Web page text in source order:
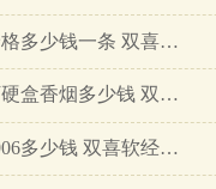
双喜大国喜价格多少钱一条 双喜大国喜香烟价格查询…
双喜国喜天下硬盒香烟多少钱 双喜国喜天下硬盒香烟价格2025…
双喜软经典1906多少钱 双喜软经典1906好抽吗…